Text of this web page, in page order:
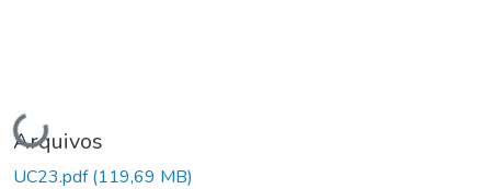
Carregando...
Arquivos
UC23.pdf(119,69 MB)